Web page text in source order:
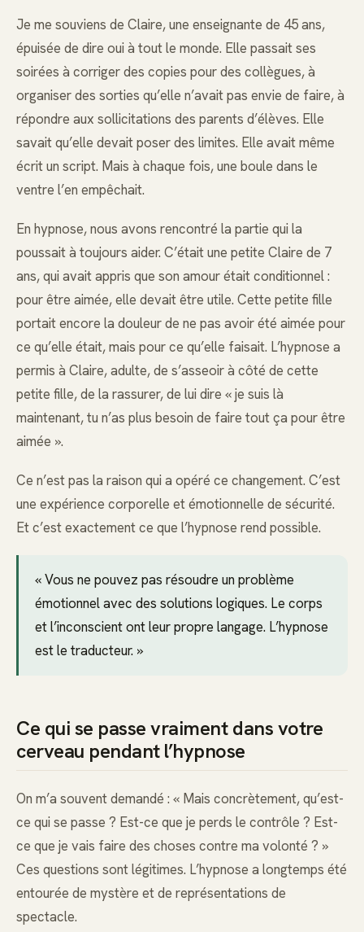
Je me souviens de Claire, une enseignante de 45 ans,
épuisée de dire oui à tout le monde. Elle passait ses
soirées à corriger des copies pour des collègues, à
organiser des sorties qu’elle n’avait pas envie de faire, à
répondre aux sollicitations des parents d’élèves. Elle
savait qu’elle devait poser des limites. Elle avait même
écrit un script. Mais à chaque fois, une boule dans le
ventre l’en empêchait.
En hypnose, nous avons rencontré la partie qui la
poussait à toujours aider. C’était une petite Claire de 7
ans, qui avait appris que son amour était conditionnel :
pour être aimée, elle devait être utile. Cette petite fille
portait encore la douleur de ne pas avoir été aimée pour
ce qu’elle était, mais pour ce qu’elle faisait. L’hypnose a
permis à Claire, adulte, de s’asseoir à côté de cette
petite fille, de la rassurer, de lui dire « je suis là
maintenant, tu n’as plus besoin de faire tout ça pour être
aimée ».
Ce n’est pas la raison qui a opéré ce changement. C’est
une expérience corporelle et émotionnelle de sécurité.
Et c’est exactement ce que l’hypnose rend possible.
« Vous ne pouvez pas résoudre un problème
émotionnel avec des solutions logiques. Le corps
et l’inconscient ont leur propre langage. L’hypnose
est le traducteur. »
Ce qui se passe vraiment dans votre
cerveau pendant l’hypnose
On m’a souvent demandé : « Mais concrètement, qu’est-
ce qui se passe ? Est-ce que je perds le contrôle ? Est-
ce que je vais faire des choses contre ma volonté ? »
Ces questions sont légitimes. L’hypnose a longtemps été
entourée de mystère et de représentations de
spectacle.